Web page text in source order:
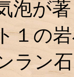
泡が
１の
ラン